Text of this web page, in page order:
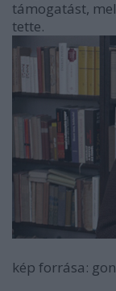
támogatást,
tette.
kép forrása: